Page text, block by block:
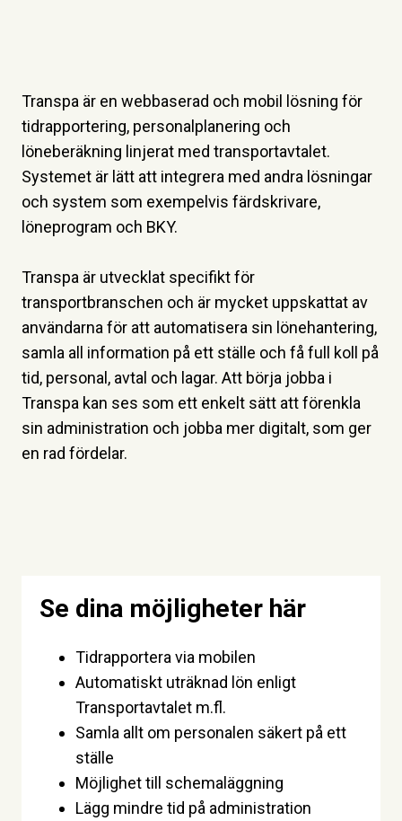
Transpa är en webbaserad och mobil lösning för
tidrapportering, personalplanering och
löneberäkning linjerat med transportavtalet.
Systemet är lätt att integrera med andra lösningar
och system som exempelvis färdskrivare,
löneprogram och BKY.
Transpa är utvecklat specifikt för
transportbranschen och är mycket uppskattat av
användarna för att automatisera sin lönehantering,
samla all information på ett ställe och få full koll på
tid, personal, avtal och lagar. Att börja jobba i
Transpa kan ses som ett enkelt sätt att förenkla
sin administration och jobba mer digitalt, som ger
en rad fördelar.
Se dina möjligheter här
Tidrapportera via mobilen
Automatiskt uträknad lön enligt
Transportavtalet m.fl.
Samla allt om personalen säkert på ett
ställe
Möjlighet till schemaläggning
Lägg mindre tid på administration